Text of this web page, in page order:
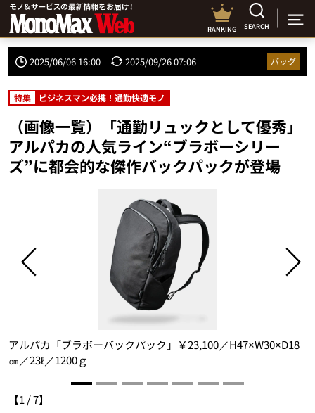
RANKING SEARCH
2025/06/06 16:00 2025/09/26 07:06 バッグ
特集 ビジネスマン必携！通勤快適モノ
（画像一覧）「通勤リュックとして優秀」
アルパカの人気ライン“ブラボーシリー
ズ”に都会的な傑作バックパックが登場
アルパカ「ブラボーバックパック」￥23,100／H47×W30×D18
㎝／23ℓ／1200ｇ
【1 /7】